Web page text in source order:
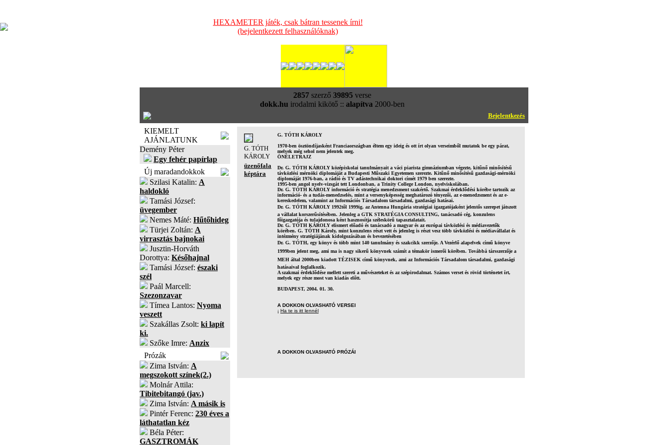
HEXAMETER játék, csak bátran tessenek írni!
(bejelentkezett felhasználóknak)
2857szerző 39895verse
dokk.hu irodalmi kikötő :: alapítva 2000-ben
Bejelentkezés
KIEMELT
AJÁNLATUNK
Demény Péter
Egy fehér papírlap
Új maradandokkok
Szilasi Katalin: A
haldokló
Tamási József:
üvegember
Nemes Máté: Hűtőhideg
Türjei Zoltán: A
virrasztás bajnokai
Jusztin-Horváth
Dorottya: Későhajnal
Tamási József: északi
szél
Paál Marcell:
Szezonzavar
Tímea Lantos: Nyoma
veszett
Szakállas Zsolt: ki lapít
ki.
Szőke Imre: Anzix
Prózák
Zima István: A
megszokott színek(2.)
Molnár Attila:
Tibitebitangó (jav.)
Zima István: A másik is
Pintér Ferenc: 230 éves a
láthatatlan kéz
Béla Péter:
GASZTROMÁK
G. TÓTH
KÁROLY
üzenőfala
képtára
G. TÓTH KÁROLY
1970-ben ösztöndíjasként Franciaországban éltem egy ideig és ott írt olyan verseimből mutatok be egy párat,
melyek még sehol nem jelentek meg.
ÖNÉLETRAJZ
Dr. G. TÓTH KÁROLY középiskolai tanulmányait a váci piarista gimnáziumban végezte, kitűnő minősítésű
távközlési mérnöki diplomáját a Budapesti Műszaki Egyetemen szerezte. Kitűnő minősítésű gazdasági-mérnöki
diplomáját 1976-ban, a rádió és TV adástechnikai doktori címét 1979 ben szerezte.
1995-ben angol nyelv-vizsgát tett Londonban, a Trinity College London, nyelviskolában.
Dr. G. TÓTH KÁROLY információ és stratégia menedzsment szakértő. Szakmai érdeklődési körébe tartozik az
információ- és a tudás-menedzselés, mint a versenyképesség meghatározó tényezői, az e-menedzsment és az e-
kereskedelem, valamint az Információs Társadalom társadalmi, gazdasági hatásai.
Dr. G. TÓTH KÁROLY 1992től 1999ig. az Antenna Hungária stratégiai igazgatójaként jelentős szerepet játszott
a vállalat korszerűsítésében. Jelenleg a GTK STRATÉGIA CONSULTING, tanácsadó cég, konzulens
főigazgatója és tulajdonosa ként hasznosítja széleskörű tapasztalatait.
Dr. G. TÓTH KÁROLY elismert előadó és tanácsadó a magyar és az európai távközlési és médiavezetők
körében. G. TÓTH Károly, mint konzulens részt vett és jelenleg is részt vesz több távközlési és médiavállalat és
intézmény stratégiájának kidolgozásában és bevezetésében
Dr. G. TÓTH, egy könyv és több mint 140 tanulmány és szakcikk szerzője. A Vezérlő alapelvek című könyve
1999ben jelent meg, ami ma is nagy sikerű könyvnek számít a témakör ismerői körében. Továbbá társszerzője a
MEH által 2000ben kiadott TÉZISEK című könyvnek, ami az Információs Társadalom társadalmi, gazdasági
hatásaival foglalkozik.
A szakmai érdeklődése mellett szereti a művészeteket és az szépirodalmat. Számos verset és rövid történetet írt,
melyek egy része most van kiadás előtt.
BUDAPEST, 2004. 01. 30.
A DOKKON OLVASHATÓ VERSEI
¡ Ha te is itt lennél
A DOKKON OLVASHATÓ PRÓZÁI